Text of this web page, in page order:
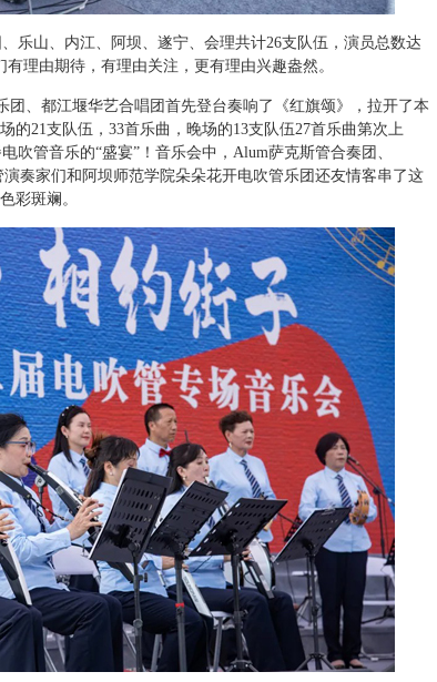
乐山、内江、阿坝、遂宁、会理共计26支队伍，演员总数达
理由期待，有理由关注，更有理由兴趣盎然。
团、都江堰华艺合唱团首先登台奏响了《红旗颂》，拉开了本
的21支队伍，33首乐曲，晚场的13支队伍27首乐曲第次上
吹管音乐的“盛宴”！音乐会中，Alum萨克斯管合奏团、
奏家们和阿坝师范学院朵朵花开电吹管乐团还友情客串了这
彩斑斓。